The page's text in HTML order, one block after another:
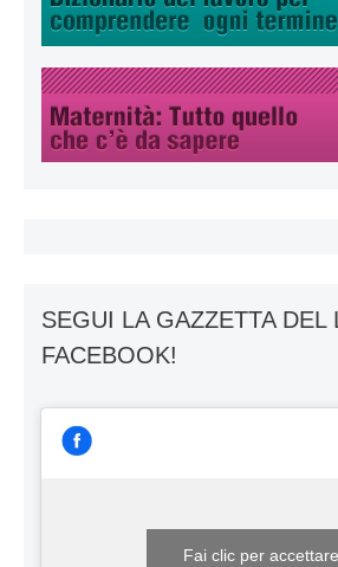
SEGUI LA GAZZETTA DEL
FACEBOOK!
Fai clic per